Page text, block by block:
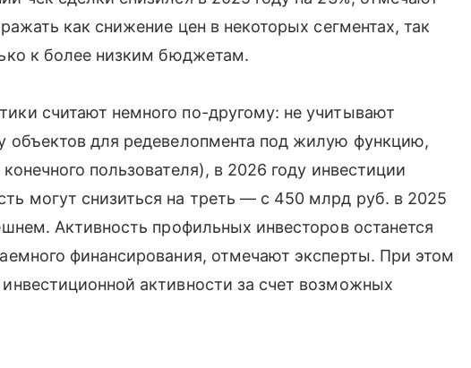
как снижение цен в некоторых сегментах, так
к более низким бюджетам.
считают немного по-другому: не учитывают
объектов для редевелопмента под жилую функцию,
пользователя), в 2026 году инвестиции
могут снизиться на треть — с 450 млрд руб. в 2025
Активность профильных инвесторов останется
финансирования, отмечают эксперты. При этом
активности за счет возможных